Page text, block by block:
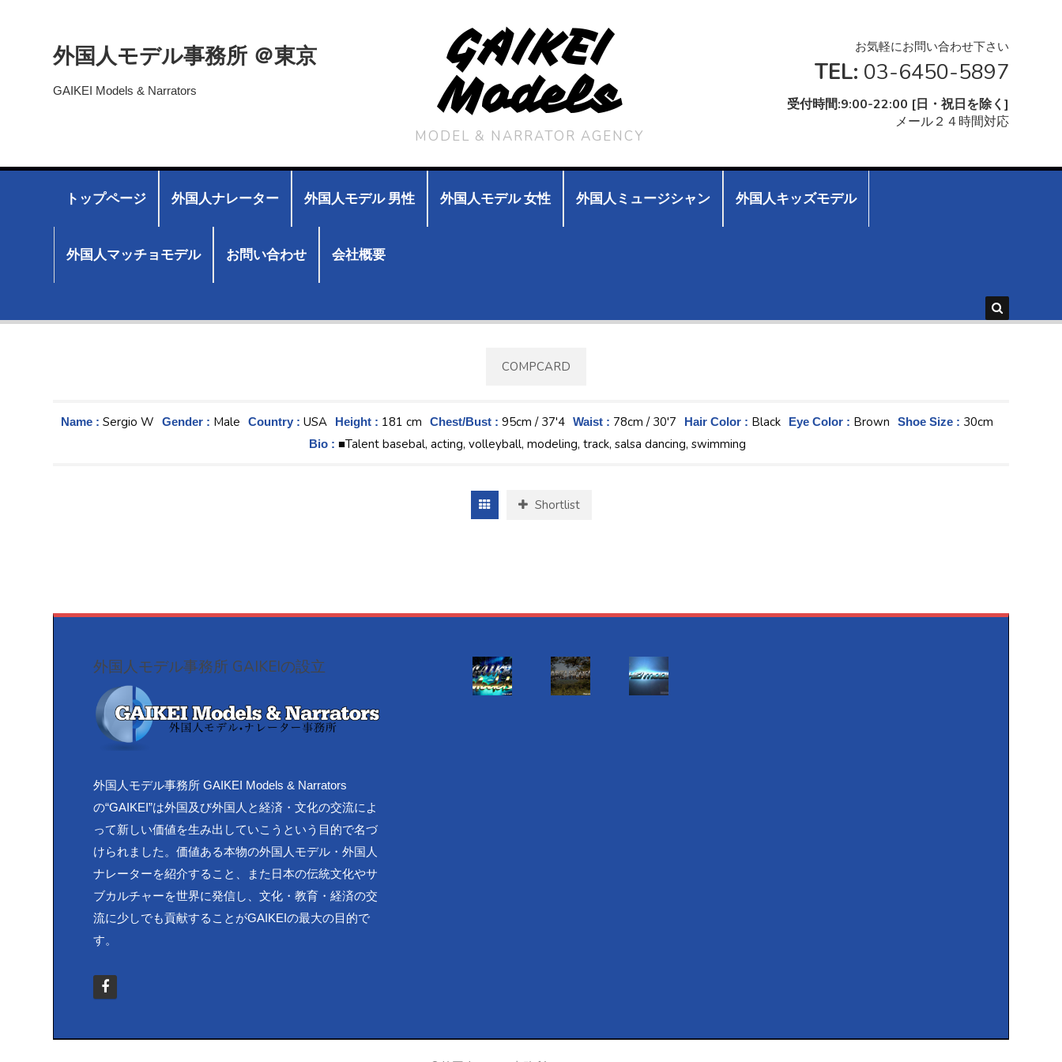
外国人モデル事務所 ＠東京
GAIKEI Models & Narrators
GAIKEI
Models
MODEL & NARRATOR AGENCY
お気軽にお問い合わせ下さい
TEL: 03-6450-5897
受付時間:9:00-22:00 [日・祝日を除く]
メール２４時間対応
トップページ 外国人ナレーター 外国人モデル 男性 外国人モデル 女性 外国人ミュージシャン 外国人キッズモデル
外国人マッチョモデル お問い合わせ 会社概要
COMPCARD
Name : Sergio W Gender : Male Country : USA Height : 181 cm Chest/Bust : 95cm / 37'4 Waist : 78cm / 30'7 Hair Color : Black Eye Color : Brown Shoe Size : 30cm
Bio : ■Talent basebal, acting, volleyball, modeling, track, salsa dancing, swimming
Shortlist
外国人モデル事務所 GAIKEIの設立
外国人モデル事務所 GAIKEI Models & Narrators
の“GAIKEI”は外国及び外国人と経済・文化の交流によ
って新しい価値を生み出していこうという目的で名づ
けられました。価値ある本物の外国人モデル・外国人
ナレーターを紹介すること、また日本の伝統文化やサ
ブカルチャーを世界に発信し、文化・教育・経済の交
流に少しでも貢献することがGAIKEIの最大の目的で
す。